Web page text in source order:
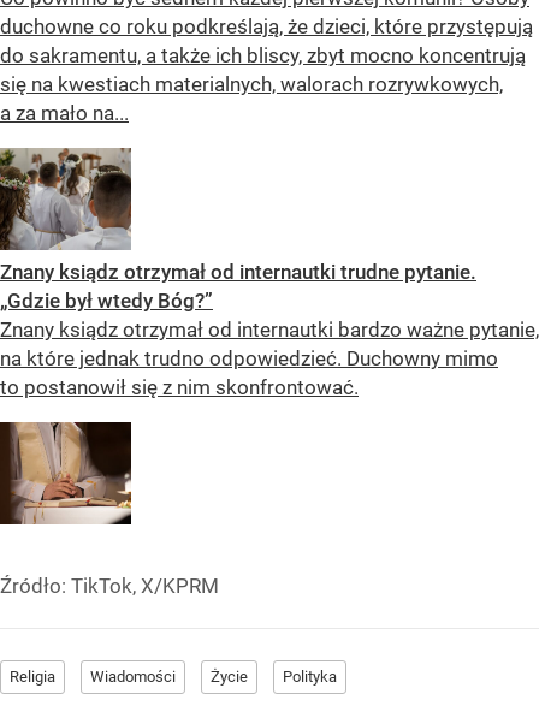
duchowne co roku podkreślają, że dzieci, które przystępują
do sakramentu, a także ich bliscy, zbyt mocno koncentrują
się na kwestiach materialnych, walorach rozrywkowych,
a za mało na...
Znany ksiądz otrzymał od internautki trudne pytanie.
„Gdzie był wtedy Bóg?”
Znany ksiądz otrzymał od internautki bardzo ważne pytanie,
na które jednak trudno odpowiedzieć. Duchowny mimo
to postanowił się z nim skonfrontować.
Źródło: TikTok, X/KPRM
Religia Wiadomości Życie Polityka